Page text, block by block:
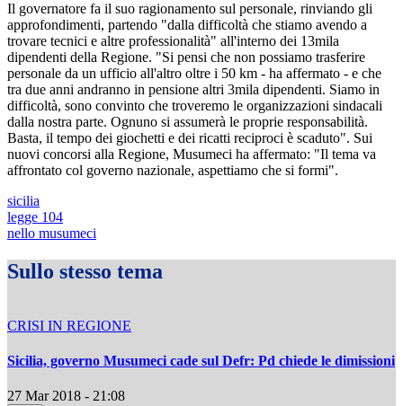
Il governatore fa il suo ragionamento sul personale, rinviando gli
approfondimenti, partendo "dalla difficoltà che stiamo avendo a
trovare tecnici e altre professionalità" all'interno dei 13mila
dipendenti della Regione. "Si pensi che non possiamo trasferire
personale da un ufficio all'altro oltre i 50 km - ha affermato - e che
tra due anni andranno in pensione altri 3mila dipendenti. Siamo in
difficoltà, sono convinto che troveremo le organizzazioni sindacali
dalla nostra parte. Ognuno si assumerà le proprie responsabilità.
Basta, il tempo dei giochetti e dei ricatti reciproci è scaduto". Sui
nuovi concorsi alla Regione, Musumeci ha affermato: "Il tema va
affrontato col governo nazionale, aspettiamo che si formi".
sicilia
legge 104
nello musumeci
Sullo stesso tema
CRISI IN REGIONE
Sicilia, governo Musumeci cade sul Defr: Pd chiede le dimissioni
27 Mar 2018 - 21:08